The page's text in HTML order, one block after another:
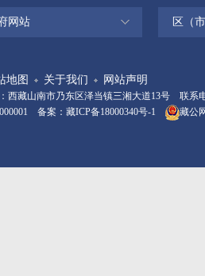
网站 区（
地图 关于我们 网站声明
藏山南市乃东区泽当镇三湘大道13号 联系电
备案： 藏ICP备18000340号-1 藏公